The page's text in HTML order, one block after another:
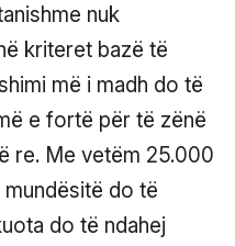
nuk
kriteret bazë të
më i madh do të
e fortë për të zënë
re. Me vetëm 25.000
do të
do të ndahej